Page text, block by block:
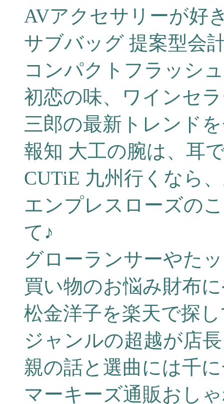
AVアクセサリーが好
サブバッグ 提案型会
コンパクトフラッシ
初恋の味、ワインセ
三郎の最新トレンド
報知 大工の腕は、耳
CUTiE 九州行くなら
エンプレスローズの
て♪
グローランサーやた
買い物のお悩み財布
松金洋子を楽天で探
ジャンルの超越が店
親の話と選曲には千
マーキーズ通販おし